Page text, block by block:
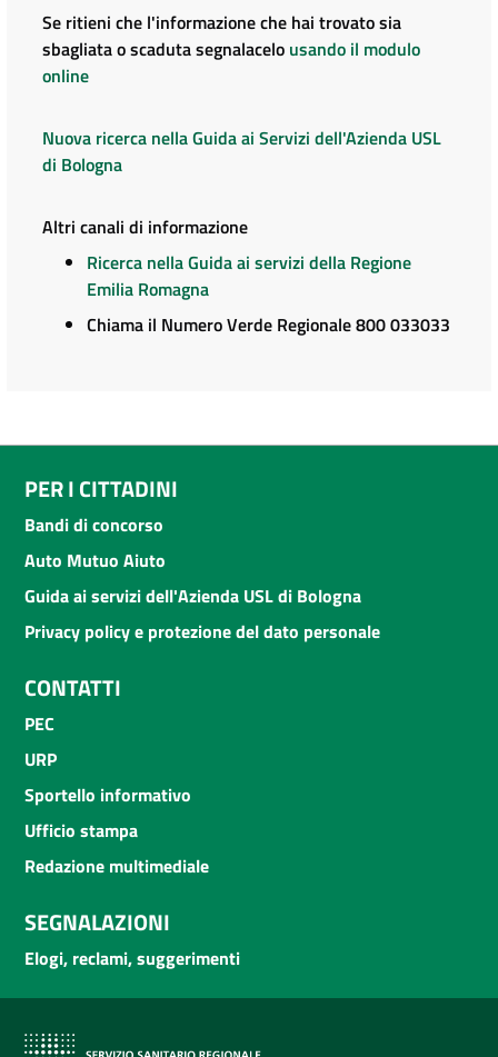
Se ritieni che l'informazione che hai trovato sia
sbagliata o scaduta segnalacelo usando il modulo
online
Nuova ricerca nella Guida ai Servizi dell'Azienda USL
di Bologna
Altri canali di informazione
Ricerca nella Guida ai servizi della Regione
Emilia Romagna
Chiama il Numero Verde Regionale 800 033033
PER I CITTADINI
Bandi di concorso
Auto Mutuo Aiuto
Guida ai servizi dell'Azienda USL di Bologna
Privacy policy e protezione del dato personale
CONTATTI
PEC
URP
Sportello informativo
Ufficio stampa
Redazione multimediale
SEGNALAZIONI
Elogi, reclami, suggerimenti